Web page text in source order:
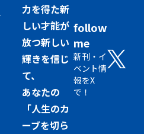
力を得た新
しい才能が
放つ新しい
輝きを信じ
て、
あなたの
「人生のカ
ーブを切ら
follow
me
新刊・イ
ベント情
報をX
で！